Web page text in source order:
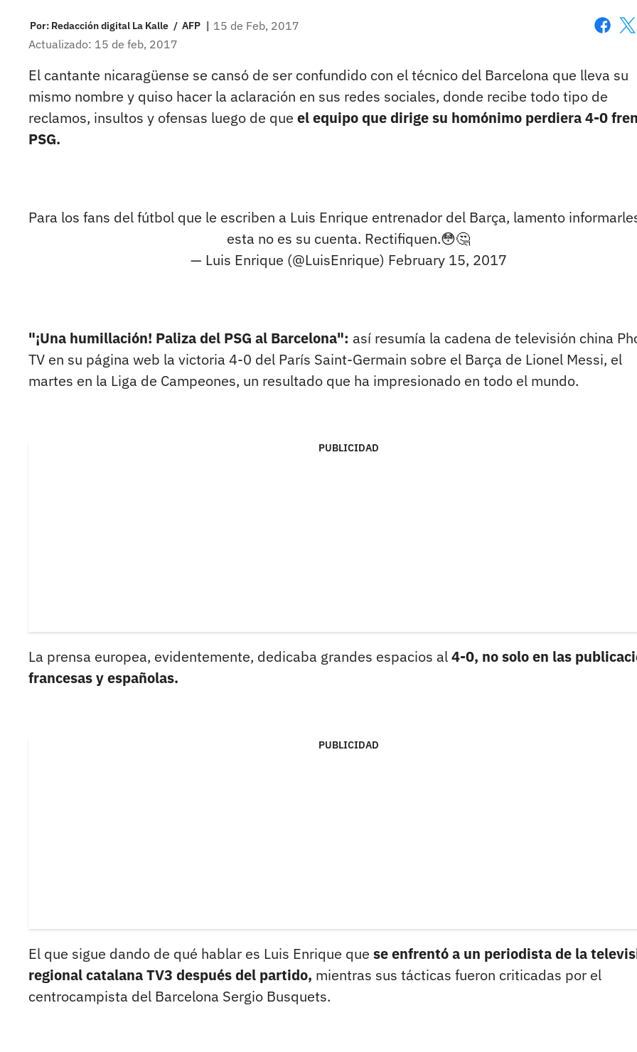
Por: Redacción digital La Kalle / AFP | 15 de Feb, 2017
Actualizado: 15 de feb, 2017
El cantante nicaragüense se cansó de ser confundido con el técnico del Barcelona que lleva su
mismo nombre y quiso hacer la aclaración en sus redes sociales, donde recibe todo tipo de
reclamos, insultos y ofensas luego de que el equipo que dirige su homónimo perdiera 4-0
PSG.
Para los fans del fútbol que le escriben a Luis Enrique entrenador del Barça, lamento
esta no es su cuenta. Rectifiquen.😳🤔
— Luis Enrique (@LuisEnrique) February 15, 2017
"¡Una humillación! Paliza del PSG al Barcelona": así resumía la cadena de televisión china
TV en su página web la victoria 4-0 del París Saint-Germain sobre el Barça de Lionel Messi, el
martes en la Liga de Campeones, un resultado que ha impresionado en todo el mundo.
PUBLICIDAD
La prensa europea, evidentemente, dedicaba grandes espacios al4-0, no solo en las
francesas y españolas.
PUBLICIDAD
El que sigue dando de qué hablar es Luis Enrique que se enfrentó a un periodista de la
regional catalana TV3 después del partido, mientras sus tácticas fueron criticadas por el
centrocampista del Barcelona Sergio Busquets.